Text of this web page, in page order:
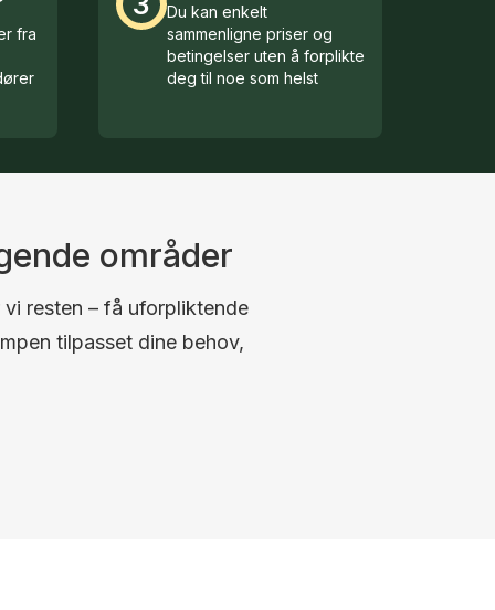
fra
Du kan enkelt
sammenligne priser og
betingelser uten å forplikte
deg til noe som helst
områder
resten – få uforpliktende
tilpasset dine behov,